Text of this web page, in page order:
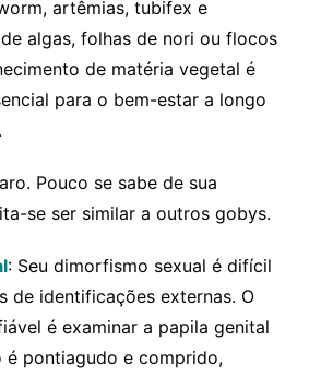
artêmias, tubifex e
algas, folhas de nori ou flocos
de matéria vegetal é
para o bem-estar a longo
Pouco se sabe de sua
se ser similar a outros gobys.
: Seu dimorfismo sexual é difícil
de identificações externas. O
é examinar a papila genital
é pontiagudo e comprido,